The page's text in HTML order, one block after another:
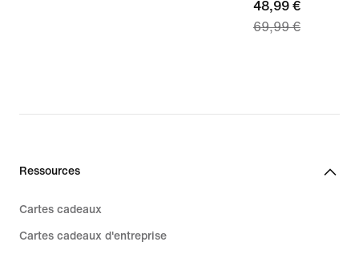
current
price
69,99 €
48,99 €
69,99 €
Ressources
Cartes cadeaux
Cartes cadeaux d'entreprise